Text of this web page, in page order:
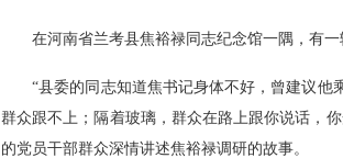
在河南省兰考县焦裕禄同志纪念馆一隅，有一
“县委的同志知道焦书记身体不好，曾建议他
群众跟不上；隔着玻璃，群众在路上跟你说话，
的党员干部群众深情讲述焦裕禄调研的故事。